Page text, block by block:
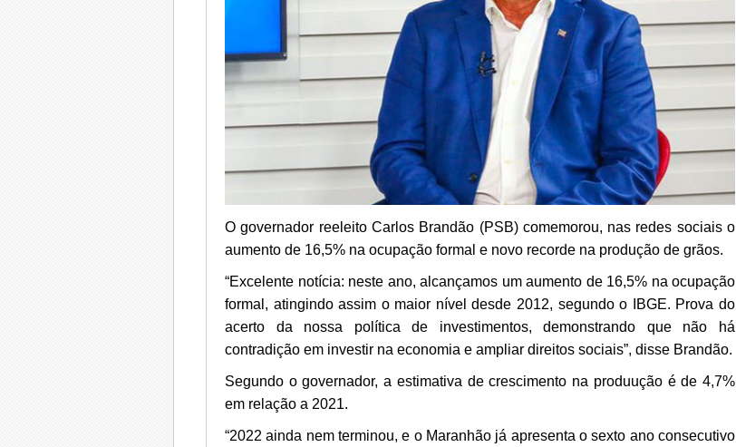
O governador reeleito Carlos Brandão (PSB) comemorou, nas redes sociais o
aumento de 16,5% na ocupação formal e novo recorde na produção de grãos.
“Excelente notícia: neste ano, alcançamos um aumento de 16,5% na ocupação
formal, atingindo assim o maior nível desde 2012, segundo o IBGE. Prova do
acerto da nossa política de investimentos, demonstrando que não há
contradição em investir na economia e ampliar direitos sociais”, disse Brandão.
Segundo o governador, a estimativa de crescimento na produução é de 4,7%
em relação a 2021.
“2022 ainda nem terminou, e o Maranhão já apresenta o sexto ano consecutivo